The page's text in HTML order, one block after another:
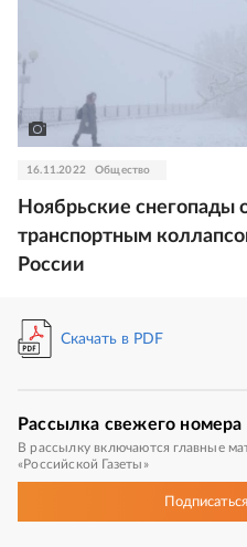
16.11.2022 Общество
Ноябрьские снегопады
транспортным
России
Скачать в PDF
Рассылка свежего номера
В рассылку включаются главные
«Российской Газеты»
Подписаться